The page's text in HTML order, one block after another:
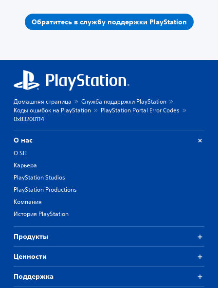
Обратитесь в службу поддержки PlayStation
Домашняя страница
Служба поддержки PlayStation
Коды ошибок на PlayStation
PlayStation Portal Error Codes
0x83200114
О нас
О SIE
Карьера
PlayStation Studios
PlayStation Productions
Компания
История PlayStation
Продукты
Ценности
Поддержка